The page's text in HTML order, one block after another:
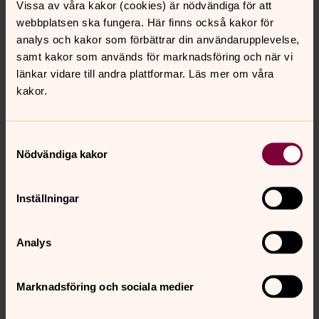
Vissa av våra kakor (cookies) är nödvändiga för att
webbplatsen ska fungera. Här finns också kakor för
analys och kakor som förbättrar din användarupplevelse,
samt kakor som används för marknadsföring och när vi
länkar vidare till andra plattformar. Läs mer om våra
kakor.
Nödvändiga kakor
Inställningar
Analys
Marknadsföring och sociala medier
Direkt: 0952-10069Växel:0952-10011
E-post:silvia.inabnit@svenskakyrkan.se